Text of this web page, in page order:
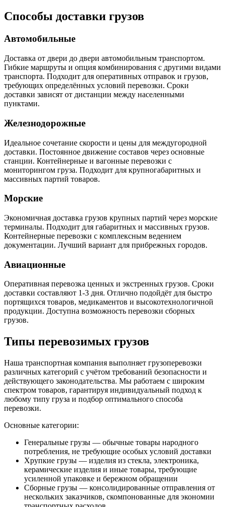
Способы доставки грузов
Автомобильные
Доставка от двери до двери автомобильным транспортом.
Гибкие маршруты и опция комбинирования с другими видами
транспорта. Подходит для оперативных отправок и грузов,
требующих определённых условий перевозки. Сроки
доставки зависят от дистанции между населенными
пунктами.
Железнодорожные
Идеальное сочетание скорости и цены для междугородной
доставки. Постоянное движение составов через основные
станции. Контейнерные и вагонные перевозки с
мониторингом груза. Подходит для крупногабаритных и
массивных партий товаров.
Морские
Экономичная доставка грузов крупных партий через морские
терминалы. Подходит для габаритных и массивных грузов.
Контейнерные перевозки с комплексным ведением
документации. Лучший вариант для прибрежных городов.
Авиационные
Оперативная перевозка ценных и экстренных грузов. Сроки
доставки составляют 1-3 дня. Отлично подойдёт для быстро
портящихся товаров, медикаментов и высокотехнологичной
продукции. Доступна возможность перевозки сборных
грузов.
Типы перевозимых грузов
Наша транспортная компания выполняет грузоперевозки
различных категорий с учётом требований безопасности и
действующего законодательства. Мы работаем с широким
спектром товаров, гарантируя индивидуальный подход к
любому типу груза и подбор оптимального способа
перевозки.
Основные категории:
Генеральные грузы — обычные товары народного
потребления, не требующие особых условий доставки
Хрупкие грузы — изделия из стекла, электроника,
керамические изделия и иные товары, требующие
усиленной упаковке и бережном обращении
Сборные грузы — консолидированные отправления от
нескольких заказчиков, скомпонованные для экономии